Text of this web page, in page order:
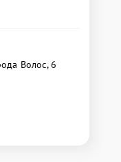
Волос, 6